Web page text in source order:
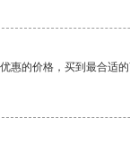
惠的价格，买到最合适